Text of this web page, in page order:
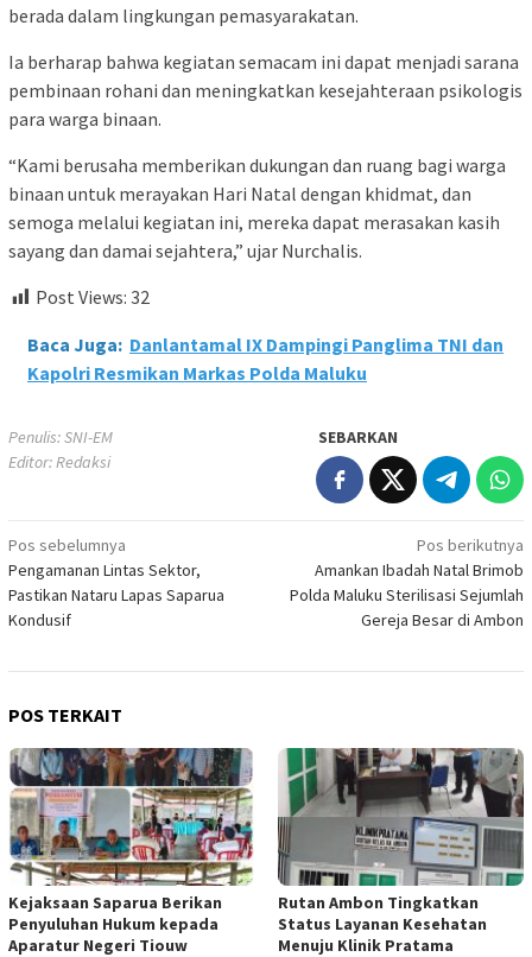
berada dalam lingkungan pemasyarakatan.
Ia berharap bahwa kegiatan semacam ini dapat menjadi sarana
pembinaan rohani dan meningkatkan kesejahteraan psikologis
para warga binaan.
“Kami berusaha memberikan dukungan dan ruang bagi warga
binaan untuk merayakan Hari Natal dengan khidmat, dan
semoga melalui kegiatan ini, mereka dapat merasakan kasih
sayang dan damai sejahtera,” ujar Nurchalis.
Post Views: 32
Baca Juga: Danlantamal IX Dampingi Panglima TNI dan
Kapolri Resmikan Markas Polda Maluku
Penulis: SNI-EM
Editor: Redaksi
SEBARKAN
Navigasi
pos
Pos sebelumnya
Pengamanan Lintas Sektor,
Pastikan Nataru Lapas Saparua
Kondusif
Pos berikutnya
Amankan Ibadah Natal Brimob
Polda Maluku Sterilisasi Sejumlah
Gereja Besar di Ambon
POS TERKAIT
Kejaksaan Saparua Berikan
Penyuluhan Hukum kepada
Aparatur Negeri Tiouw
Rutan Ambon Tingkatkan
Status Layanan Kesehatan
Menuju Klinik Pratama